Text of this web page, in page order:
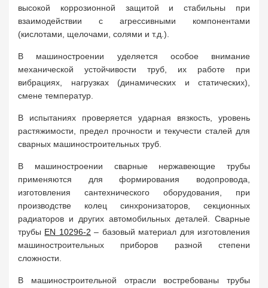
высокой коррозионной защитой и стабильны при
взаимодействии с агрессивными компонентами
(кислотами, щелочами, солями и т.д.).
В машиностроении уделяется особое внимание
механической устойчивости труб, их работе при
вибрациях, нагрузках (динамических и статических),
смене температур.
В испытаниях проверяется ударная вязкость, уровень
растяжимости, предел прочности и текучести сталей для
сварных машиностроительных труб.
В машиностроении сварные нержавеющие трубы
применяются для формирования водопровода,
изготовления сантехнического оборудования, при
производстве колец синхронизаторов, секционных
радиаторов и других автомобильных деталей. Cварные
трубы EN 10296-2 – базовый материал для изготовления
машиностроительных приборов разной степени
сложности.
В машиностроительной отрасли востребованы трубы